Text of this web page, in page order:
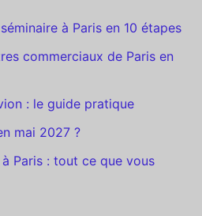
à Paris en 10 étapes
commerciaux de Paris en
: le guide pratique
mai 2027 ?
Paris : tout ce que vous